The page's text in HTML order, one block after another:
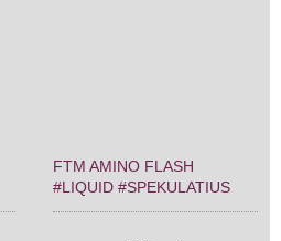
FTM AMINO FLASH
#LIQUID #SPEKULATIUS